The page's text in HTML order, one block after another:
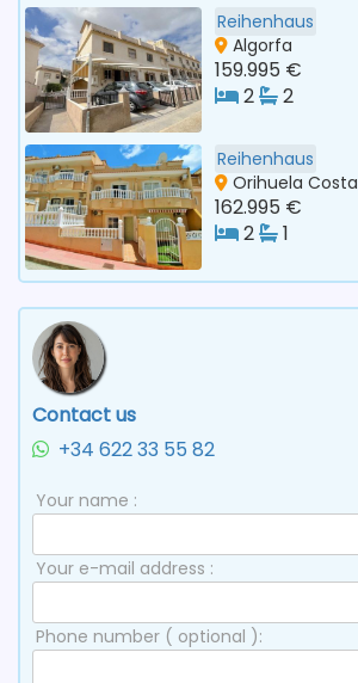
Reihenhaus
Algorfa
159.995 €
2
2
Reihenhaus
Orihuela Costa
162.995 €
2
1
Contact us
+34 622 33 55 82
Your name :
Your e-mail address :
Phone number ( optional ):